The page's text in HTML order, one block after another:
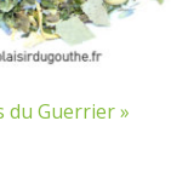
du Guerrier »